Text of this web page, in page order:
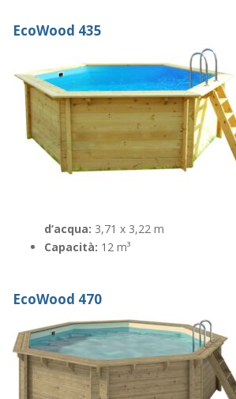
EcoWood 435
d’acqua: 3,71 x 3,22 m
Capacità: 12 m³
EcoWood 470